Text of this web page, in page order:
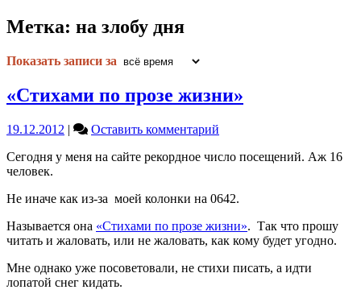
Метка: на злобу дня
Показать записи за
«Стихами по прозе жизни»
19.12.2012 | Оставить комментарий
по
Сегодня у меня на сайте рекордное число посещений. Аж 16
человек.
Не иначе как из-за моей колонки на 0642.
Называется она «Стихами по прозе жизни». Так что прошу
читать и жаловать, или не жаловать, как кому будет угодно.
Мне однако уже посоветовали, не стихи писать, а идти
лопатой снег кидать.